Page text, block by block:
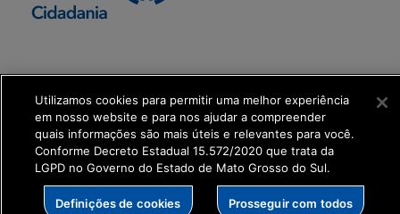
get_footer();
Utilizamos cookies para permitir uma melhor experiência
em nosso website e para nos ajudar a compreender
quais informações são mais úteis e relevantes para você.
Conforme Decreto Estadual 15.572/2020 que trata da
LGPD no Governo do Estado de Mato Grosso do Sul.
Definições de cookies Prosseguir com todos